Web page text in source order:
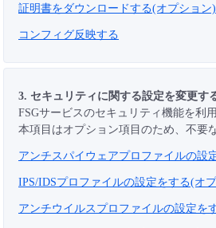
証明書をダウンロードする(オプション)
コンフィグ反映する
3. セキュリティに関する設定を変更す
FSGサービスのセキュリティ機能を利
本項目はオプション項目のため、不要
アンチスパイウェアプロファイルの設
IPS/IDSプロファイルの設定をする(オ
アンチウイルスプロファイルの設定を